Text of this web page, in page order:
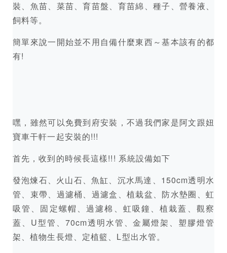
裝、魚苗、菜苗、育苗盤、育苗綿、種子、營養液、
飼料等。
簡單來說一開始並不用自備什麼東西～基本該有的都
有!
嘿，雖然可以免費到府安裝，不過我們家是阿文跟妞
寶車干軒一起安裝的!!!
首先，收到的時候長這樣!!! 系統設備如下
發泡煉石、火山石、魚缸、沉水馬達、150cm透明水
管、束帶、過濾桶、過濾盒、植栽盆、防水墊圈、虹
吸管、固定螺帽、過濾棉、虹吸鐘、植栽蓋、觀察
蓋、U型管、70cm透明水管、金屬燈架、塑膠燈管
架、植物生長燈、定植籃、L型出水管。